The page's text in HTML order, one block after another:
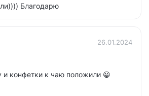
Благодарю
26.01.2024
и конфетки к чаю положили 😀